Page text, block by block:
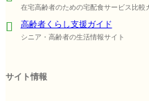
在宅高齢者のための宅配食サービス比較
高齢者くらし支援ガイド
シニア・高齢者の生活情報サイト
サイト情報